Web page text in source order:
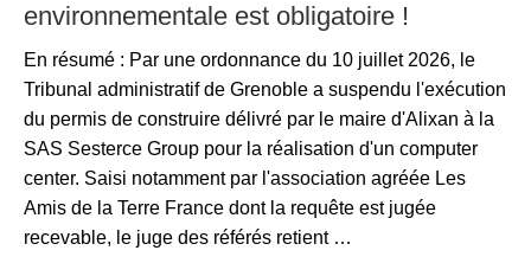
environnementale est obligatoire !
En résumé : Par une ordonnance du 10 juillet 2026, le
Tribunal administratif de Grenoble a suspendu l'exécution
du permis de construire délivré par le maire d'Alixan à la
SAS Sesterce Group pour la réalisation d'un computer
center. Saisi notamment par l'association agréée Les
Amis de la Terre France dont la requête est jugée
recevable, le juge des référés retient …